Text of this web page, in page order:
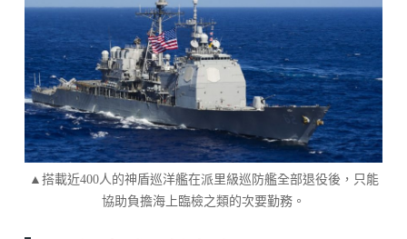
▲搭載近400人的神盾巡洋艦在派里級巡防艦全部退役後，只能
協助負擔海上臨檢之類的次要勤務。